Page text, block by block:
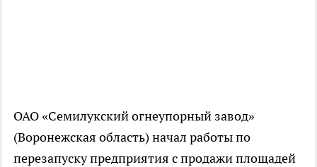
ОАО «Семилукский огнеупорный завод»
(Воронежская область) начал работы по
перезапуску предприятия с продажи площадей